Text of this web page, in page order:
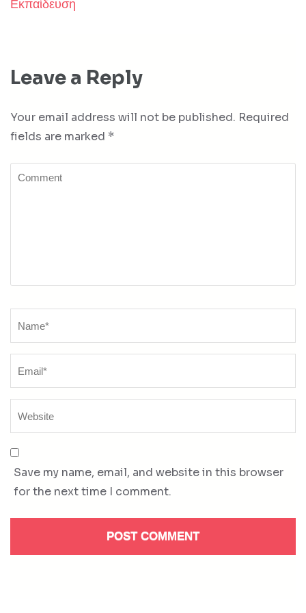
Εκπαίδευση
Leave a Reply
Your email address will not be published. Required
fields are marked *
Comment
Save my name, email, and website in this browser
for the next time I comment.